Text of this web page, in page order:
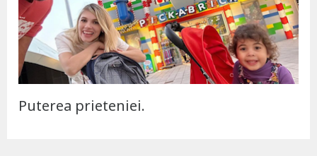
Puterea prieteniei.